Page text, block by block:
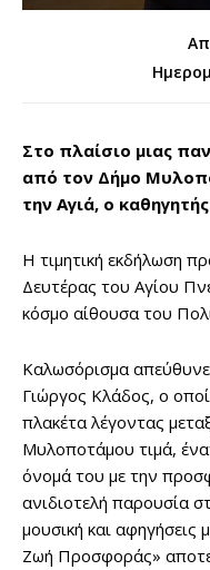
Στο πλαίσιο μιας
από τον Δήμο
την Αγιά, ο
Η τιμητική εκδήλωση
Δευτέρας του Αγίου
κόσμο αίθουσα του
Καλωσόρισμα
Γιώργος Κλάδος, ο
πλακέτα λέγοντας
Μυλοποτάμου τιμά,
όνομά του με την
ανιδιοτελή παρουσία
μουσική και αφηγήσεις
Ζωή Προσφοράς»